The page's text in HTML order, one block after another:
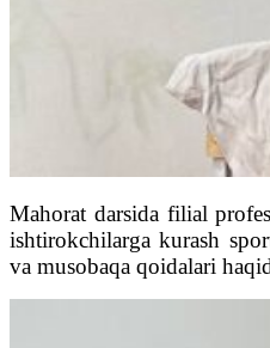
Mahorat darsida filial
ishtirokchilarga kurash
va musobaqa qoidalari